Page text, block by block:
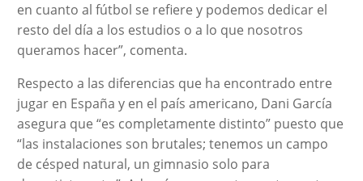
en cuanto al fútbol se refiere y podemos dedicar el
resto del día a los estudios o a lo que nosotros
queramos hacer”, comenta.
Respecto a las diferencias que ha encontrado entre
jugar en España y en el país americano, Dani García
asegura que “es completamente distinto” puesto que
“las instalaciones son brutales; tenemos un campo
de césped natural, un gimnasio solo para